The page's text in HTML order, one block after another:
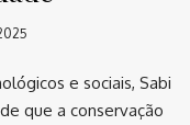
e sociais, Sabi
que a conservação